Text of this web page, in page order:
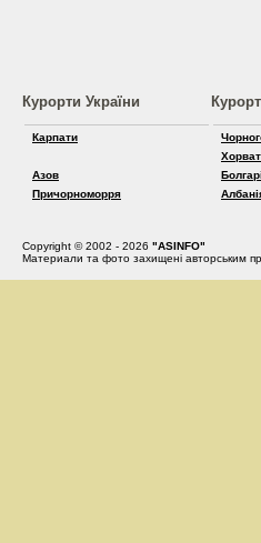
Курорти України
Карпати
Азов
Причорноморря
Copyright © 2002 - 2026 "ASINFO"
Материали та фото захищені авторським